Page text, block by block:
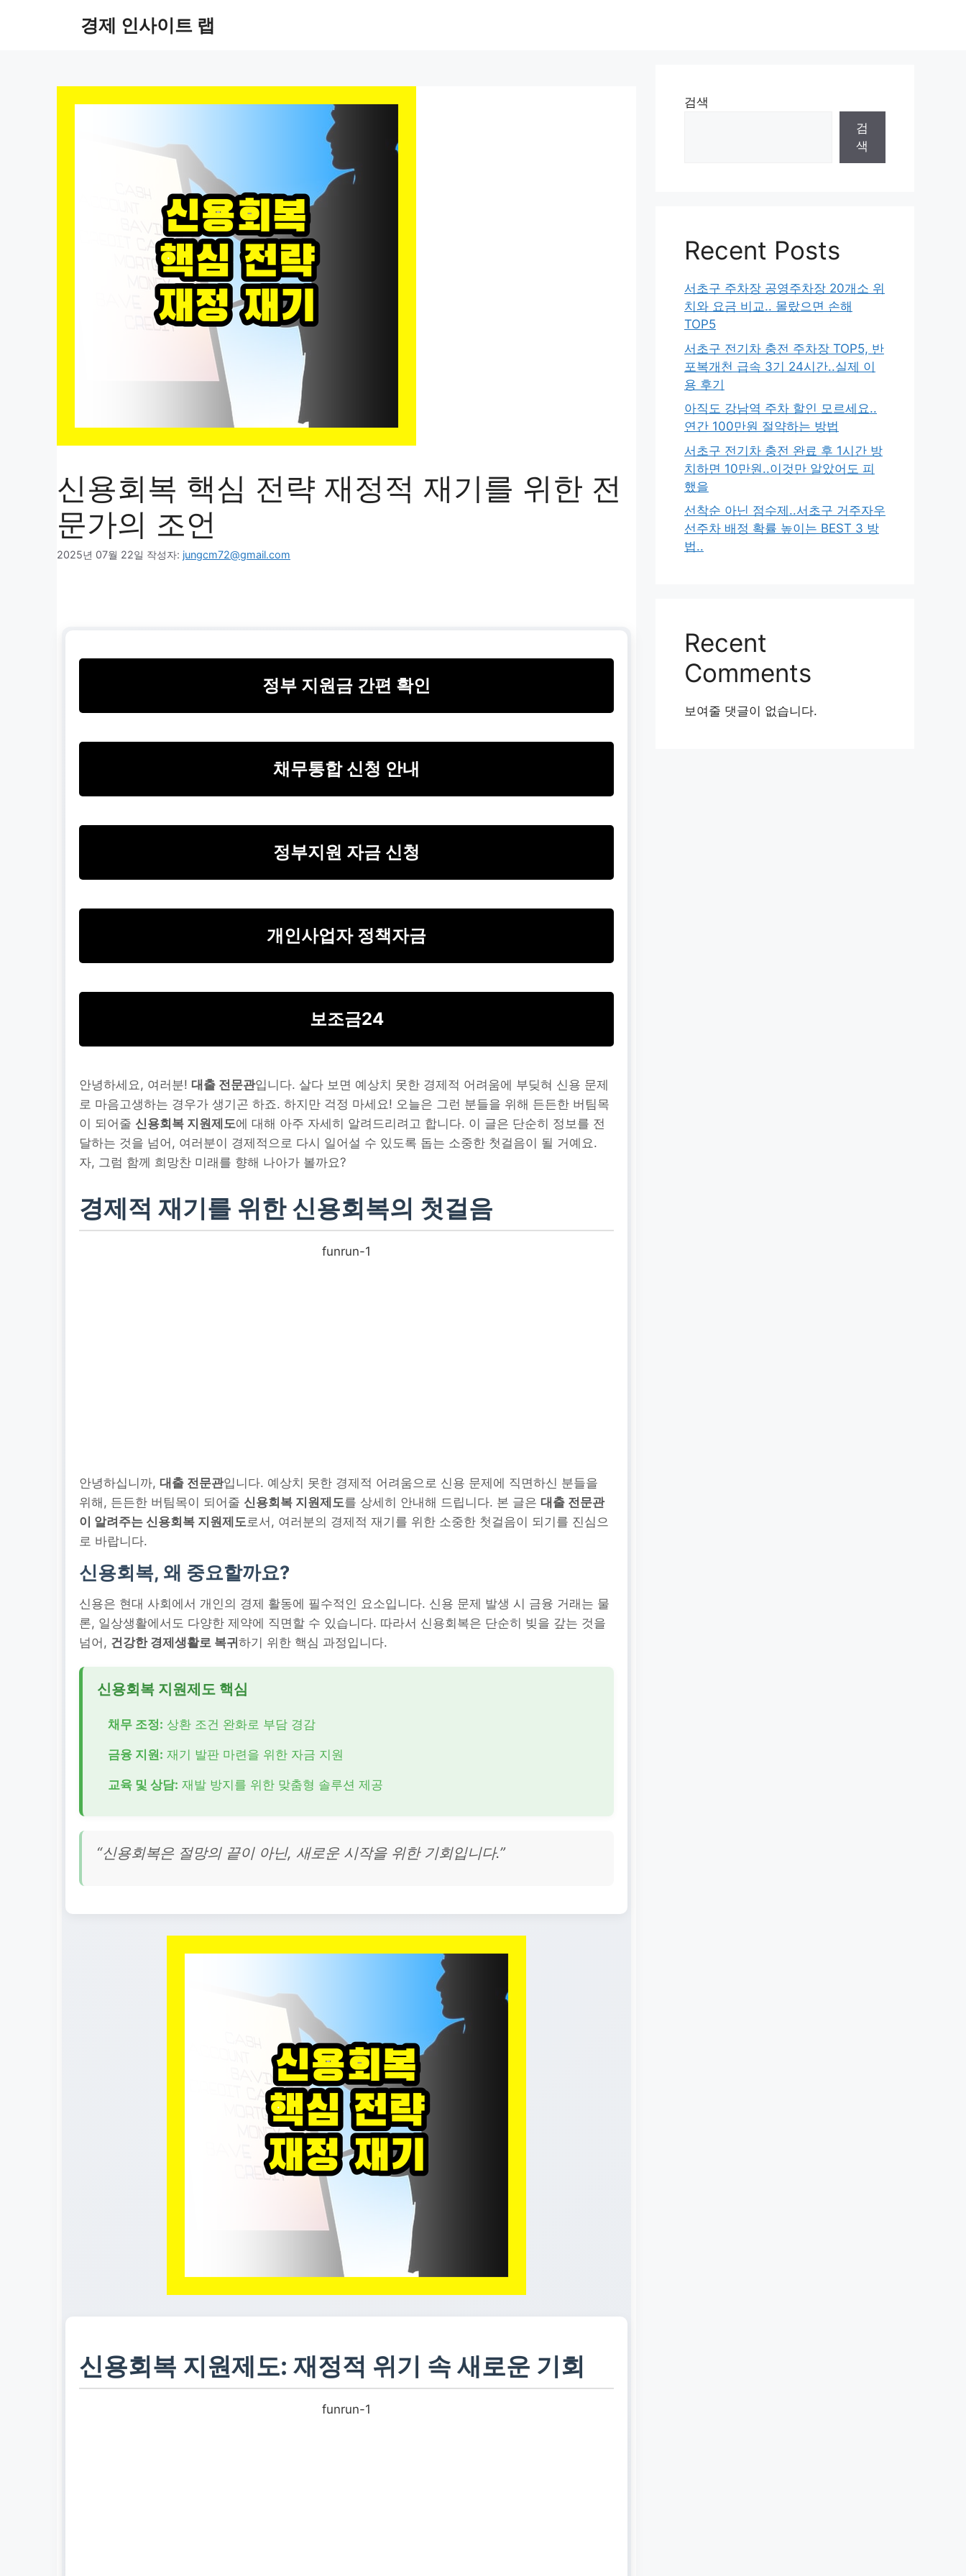
경제 인사이트 랩
신용회복 핵심 전략 재정적 재기를 위한 전
문가의 조언
2025년 07월 22일 작성자: jungcm72@gmail.com
정부 지원금 간편 확인
채무통합 신청 안내
정부지원 자금 신청
개인사업자 정책자금
보조금24
안녕하세요, 여러분! 대출 전문관입니다. 살다 보면 예상치 못한 경제적 어려움에 부딪혀 신용 문제
로 마음고생하는 경우가 생기곤 하죠. 하지만 걱정 마세요! 오늘은 그런 분들을 위해 든든한 버팀목
이 되어줄 신용회복 지원제도에 대해 아주 자세히 알려드리려고 합니다. 이 글은 단순히 정보를 전
달하는 것을 넘어, 여러분이 경제적으로 다시 일어설 수 있도록 돕는 소중한 첫걸음이 될 거예요.
자, 그럼 함께 희망찬 미래를 향해 나아가 볼까요?
경제적 재기를 위한 신용회복의 첫걸음
funrun-1
안녕하십니까, 대출 전문관입니다. 예상치 못한 경제적 어려움으로 신용 문제에 직면하신 분들을
위해, 든든한 버팀목이 되어줄 신용회복 지원제도를 상세히 안내해 드립니다. 본 글은 대출 전문관
이 알려주는 신용회복 지원제도 로서, 여러분의 경제적 재기를 위한 소중한 첫걸음이 되기를 진심으
로 바랍니다.
신용회복, 왜 중요할까요?
신용은 현대 사회에서 개인의 경제 활동에 필수적인 요소입니다. 신용 문제 발생 시 금융 거래는 물
론, 일상생활에서도 다양한 제약에 직면할 수 있습니다. 따라서 신용회복은 단순히 빚을 갚는 것을
넘어, 건강한 경제생활로 복귀하기 위한 핵심 과정입니다.
신용회복 지원제도 핵심
채무 조정: 상환 조건 완화로 부담 경감
금융 지원: 재기 발판 마련을 위한 자금 지원
교육 및 상담: 재발 방지를 위한 맞춤형 솔루션 제공
“신용회복은 절망의 끝이 아닌, 새로운 시작을 위한 기회입니다.”
신용회복 지원제도: 재정적 위기 속 새로운 기회
funrun-1
검색
검
색
Recent Posts
서초구 주차장 공영주차장 20개소 위
치와 요금 비교.. 몰랐으면 손해
TOP5
서초구 전기차 충전 주차장 TOP5, 반
포복개천 급속 3기 24시간..실제 이
용 후기
아직도 강남역 주차 할인 모르세요..
연간 100만원 절약하는 방법
서초구 전기차 충전 완료 후 1시간 방
치하면 10만원..이것만 알았어도 피
했을
선착순 아닌 점수제..서초구 거주자우
선주차 배정 확률 높이는 BEST 3 방
법..
Recent
Comments
보여줄 댓글이 없습니다.